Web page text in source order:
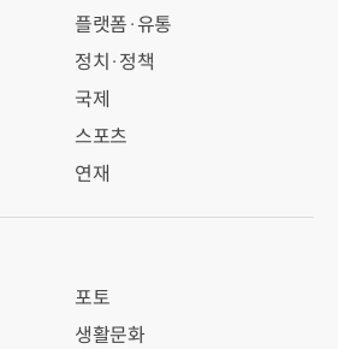
플랫폼·유통
정치·정책
국제
스포츠
연재
포토
생활문화